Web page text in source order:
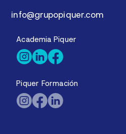
info@grupopiquer.com
Academia Piquer
Piquer Formación